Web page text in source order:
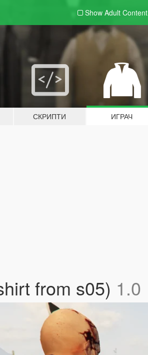
Show Adult Content
СКРИПТИ ИГРАЧ
from s05) 1.0